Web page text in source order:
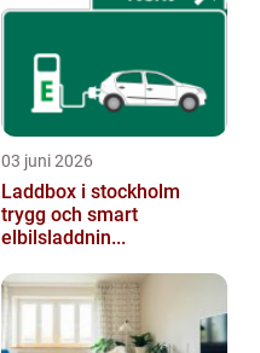
03 juni 2026
Laddbox i stockholm
trygg och smart
elbilsladdnin...